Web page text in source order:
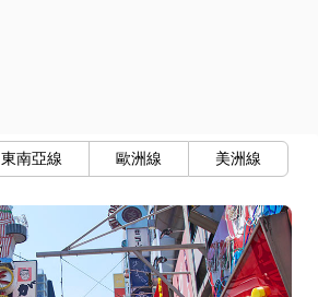
東南亞線 歐洲線 美洲線